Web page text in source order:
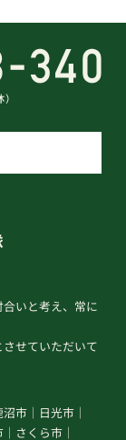
いと考え、常に
せていただいて
沼市
日光市
さくら市